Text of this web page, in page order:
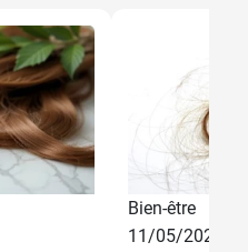
Bien-être
11/05/2026